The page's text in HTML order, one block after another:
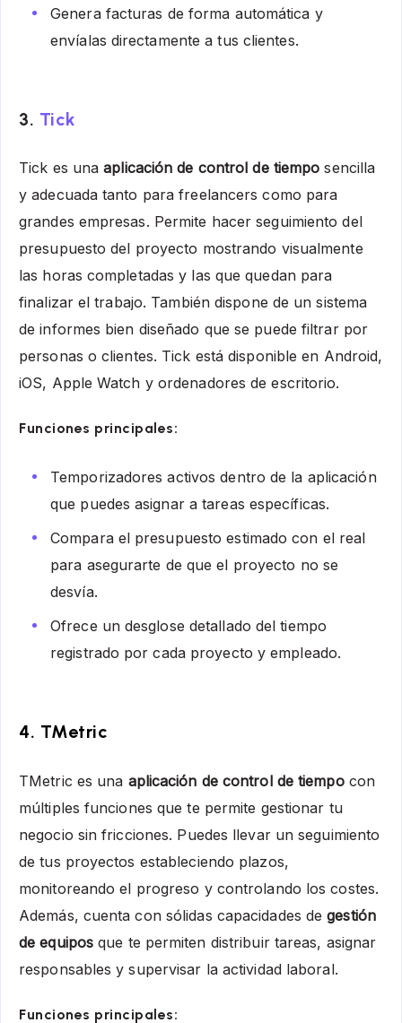
Genera facturas de forma automática y
envíalas directamente a tus clientes.
3. Tick
Tick es unaaplicación de control de tiempo sencilla
y adecuada tanto para freelancers como para
grandes empresas. Permite hacer seguimiento del
presupuesto del proyecto mostrando visualmente
las horas completadas y las que quedan para
finalizar el trabajo. También dispone de un sistema
de informes bien diseñado que se puede filtrar por
personas o clientes. Tick está disponible en Android,
iOS, Apple Watch y ordenadores de escritorio.
Funciones principales:
Temporizadores activos dentro de la aplicación
que puedes asignar a tareas específicas.
Compara el presupuesto estimado con el real
para asegurarte de que el proyecto no se
desvía.
Ofrece un desglose detallado del tiempo
registrado por cada proyecto y empleado.
4. TMetric
TMetric es una aplicación de control de tiempocon
múltiples funciones que te permite gestionar tu
negocio sin fricciones. Puedes llevar un seguimiento
de tus proyectos estableciendo plazos,
monitoreando el progreso y controlando los costes.
Además, cuenta con sólidas capacidades degestión
de equipos que te permiten distribuir tareas, asignar
responsables y supervisar la actividad laboral.
Funciones principales: